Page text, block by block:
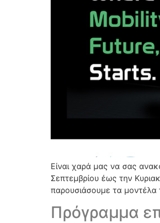
Είναι χαρά μας να σας
Σεπτεμβρίου έως την
παρουσιάσουμε τα μοντέλα
Πρόγραμμα